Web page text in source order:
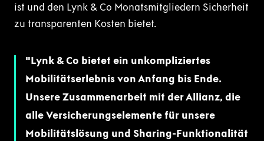
ist und den Lynk & Co Monatsmitgliedern Sicherheit
zu transparenten Kosten bietet.
Lynk & Co bietet ein unkompliziertes
Mobilitätserlebnis von Anfang bis Ende.
Unsere Zusammenarbeit mit der Allianz, die
alle Versicherungselemente für unsere
Mobilitätslösung und Sharing-Funktionalität